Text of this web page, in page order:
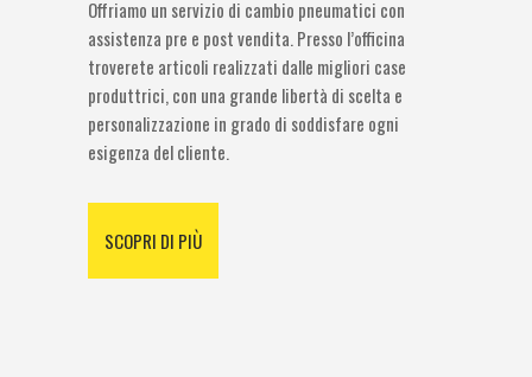
Offriamo un servizio di cambio pneumatici con
assistenza pre e post vendita. Presso l’officina
troverete articoli realizzati dalle migliori case
produttrici, con una grande libertà di scelta e
personalizzazione in grado di soddisfare ogni
esigenza del cliente.
SCOPRI DI PIÙ